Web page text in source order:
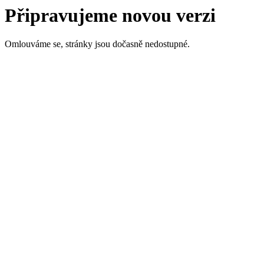
Připravujeme novou verzi
Omlouváme se, stránky jsou dočasně nedostupné.